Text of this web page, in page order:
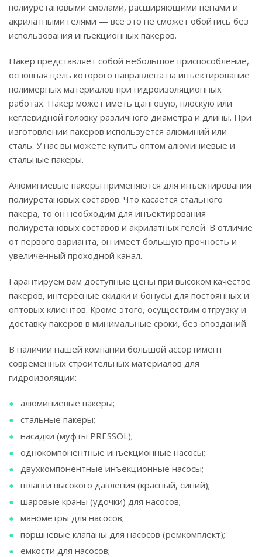
полиуретановыми смолами, расширяющими пенами и
акрилатными гелями — все это не сможет обойтись без
использования инъекционных пакеров.
Пакер представляет собой небольшое приспособление,
основная цель которого направлена на инъектирование
полимерных материалов при гидроизоляционных
работах. Пакер может иметь цанговую, плоскую или
кеглевидной головку различного диаметра и длины. При
изготовлении пакеров используется алюминий или
сталь. У нас вы можете купить оптом алюминиевые и
стальные пакеры.
Алюминиевые пакеры применяются для инъектирования
полиуретановых составов. Что касается стального
пакера, то он необходим для инъектирования
полиуретановых составов и акрилатных гелей. В отличие
от первого варианта, он имеет большую прочность и
увеличенный проходной канал.
Гарантируем вам доступные цены при высоком качестве
пакеров, интересные скидки и бонусы для постоянных и
оптовых клиентов. Кроме этого, осуществим отгрузку и
доставку пакеров в минимальные сроки, без опозданий.
В наличии нашей компании большой ассортимент
современных строительных материалов для
гидроизоляции:
алюминиевые пакеры;
стальные пакеры;
насадки (муфты PRESSOL);
однокомпонентные инъекционные насосы;
двухкомпонентные инъекционные насосы;
шланги высокого давления (красный, синий);
шаровые краны (удочки) для насосов;
манометры для насосов;
поршневые клапаны для насосов (ремкомплект);
емкости для насосов;